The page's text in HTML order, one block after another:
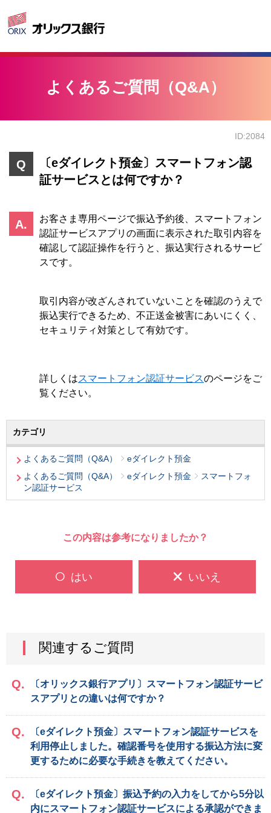
よくあるご質問（Q&A）
ID:2084
〔eダイレクト預金〕スマートフォン認
証サービスとは何ですか？
お客さま専用ページで振込予約後、スマートフォン
認証サービスアプリの画面に表示された取引内容を
確認して認証操作を行うと、振込実行されるサービ
スです。
取引内容が改ざんされていないことを確認のうえで
振込実行できるため、不正送金被害にあいにくく、
セキュリティ対策として有効です。
詳しくはスマートフォン認証サービスのページをご
覧ください。
カテゴリ
よくあるご質問（Q&A）
eダイレクト預金
よくあるご質問（Q&A）
eダイレクト預金
スマートフォ
ン認証サービス
この内容は参考になりましたか？
はい いいえ
関連するご質問
〔オリックス銀行アプリ〕スマートフォン認証サービ
スアプリとの違いは何ですか？
〔eダイレクト預金〕スマートフォン認証サービスを
利用停止しました。確認番号を使用する振込方法に変
更するために必要な手続きを教えてください。
〔eダイレクト預金〕振込予約の入力をしてから5分以
内にスマートフォン認証サービスによる承認ができま